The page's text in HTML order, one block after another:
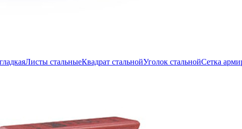
Листы стальныеКвадрат стальнойУголок стальнойСетка